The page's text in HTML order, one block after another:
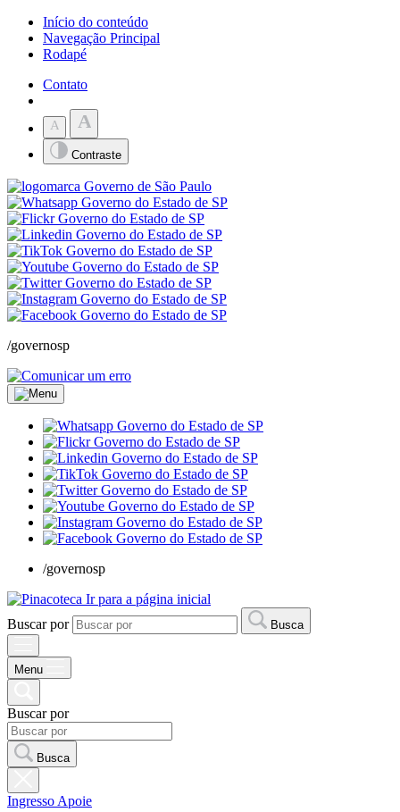
Início do conteúdo
Navegação Principal
Rodapé
Contato
A A
Contraste
/governosp
/governosp
Ir para a página inicial
Buscar por
Busca
Menu
Buscar por
Busca
Ingresso Apoie